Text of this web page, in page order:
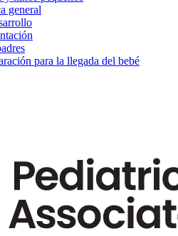
general
para la llegada del bebé